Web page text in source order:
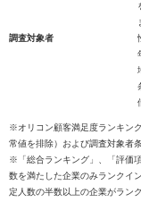
調査対象者
※オリコン顧客満足度ランキン
常値を排除）および調査対象者
※「総合ランキング」、「評価
数を満たした企業のみランクイ
定人数の半数以上の企業がラン